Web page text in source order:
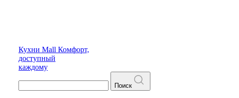
Кухни Mall Комфорт,
доступный
каждому
Поиск